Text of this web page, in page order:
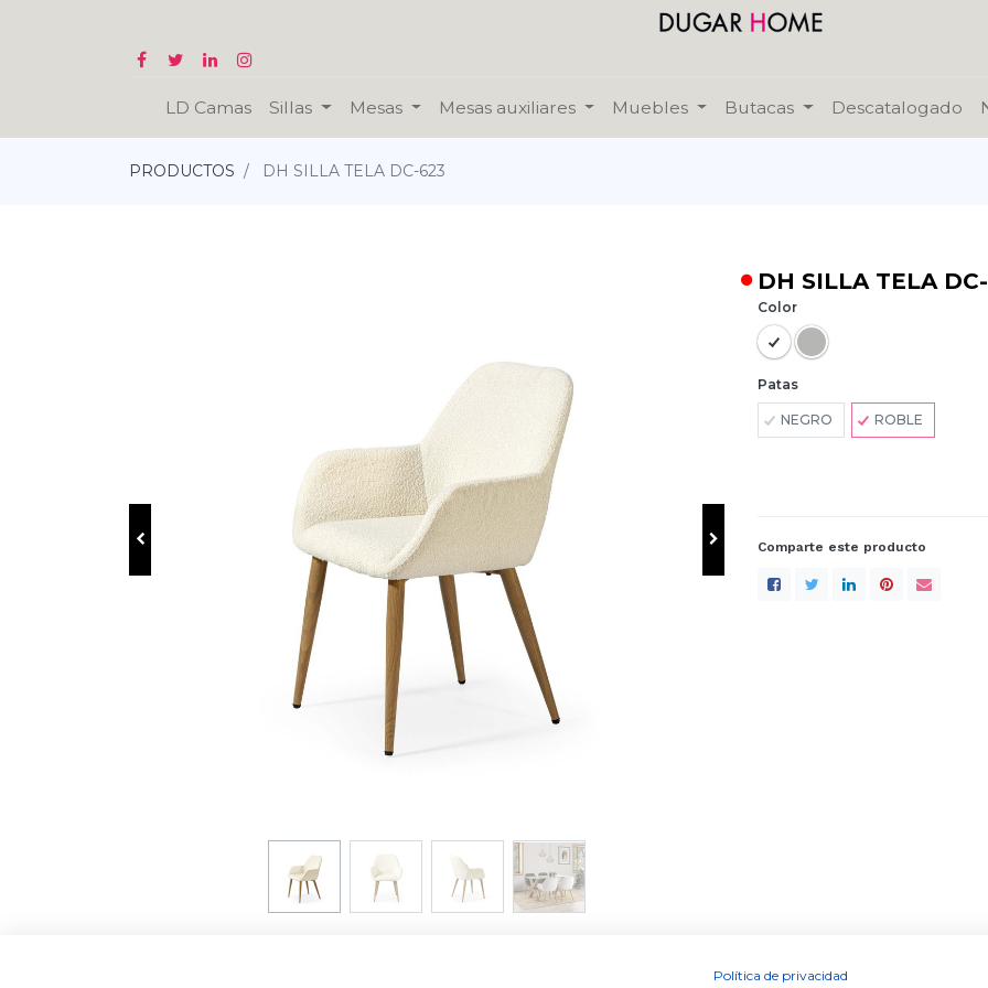
LD Camas Sillas Mesas Mesas auxiliares Muebles Butacas Descatalogado
PRODUCTOS DH SILLA TELA DC-623
DH SILLA TELA
Color
Patas
NEGRO ROBLE
Comparte este producto
Política de Privacidad
Política de privacidad